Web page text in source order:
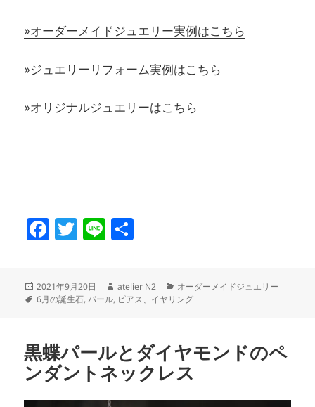
»オーダーメイドジュエリー実例はこちら
»ジュエリーリフォーム実例はこちら
»オリジナルジュエリーはこちら
F
e
o
o
k
T
er
Li
投
稿
2021年9月20日
作
成
atelier N2
カ
テ
オーダーメイドジュエリー
タ
6月の誕生石,パール, ピアス、イヤリング
黒蝶パールとダイヤモンドのペ
ンダントネックレス